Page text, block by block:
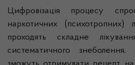
Цифровізація процесу
наркотичних (психотропних)
проходять складне
систематичного